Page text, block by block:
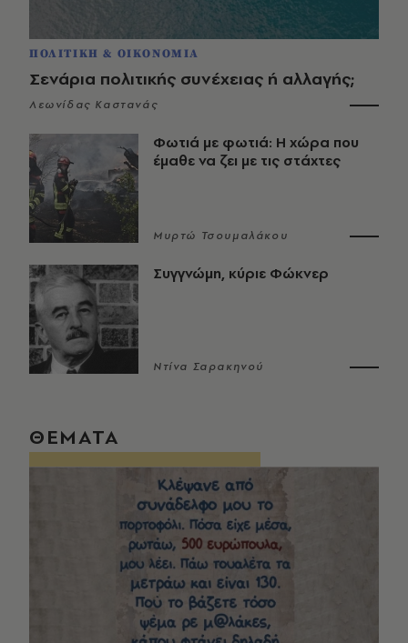
ΠΟΛΙΤΙΚΗ & ΟΙΚΟΝΟΜΙΑ
Σενάρια πολιτικής συνέχειας ή αλλαγής;
Λεωνίδας Καστανάς
Φωτιά με φωτιά: Η χώρα που
έμαθε να ζει με τις στάχτες
Μυρτώ Τσουμαλάκου
Συγγνώμη, κύριε Φώκνερ
Ντίνα Σαρακηνού
ΘΕΜΑΤΑ